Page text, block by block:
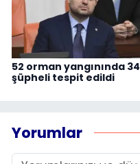
52 orman yangınında 34
şüpheli tespit edildi
Yorumlar